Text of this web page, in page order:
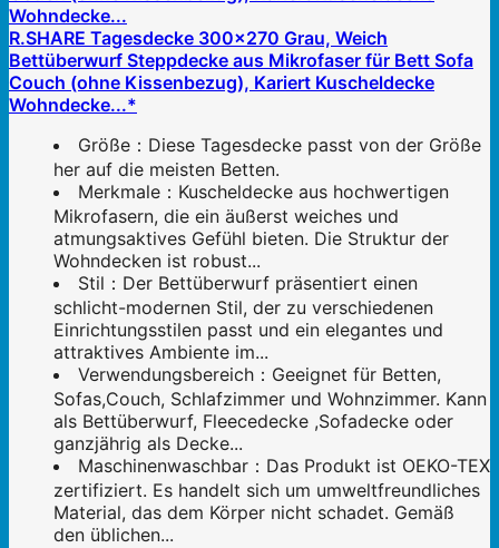
R.SHARE Tagesdecke 300x270 Grau, Weich
Bettüberwurf Steppdecke aus Mikrofaser für Bett Sofa
Couch (ohne Kissenbezug), Kariert Kuscheldecke
Wohndecke...*
Größe：Diese Tagesdecke passt von der Größe
her auf die meisten Betten.
Merkmale：Kuscheldecke aus hochwertigen
Mikrofasern, die ein äußerst weiches und
atmungsaktives Gefühl bieten. Die Struktur der
Wohndecken ist robust...
Stil：Der Bettüberwurf präsentiert einen
schlicht-modernen Stil, der zu verschiedenen
Einrichtungsstilen passt und ein elegantes und
attraktives Ambiente im...
Verwendungsbereich：Geeignet für Betten,
Sofas,Couch, Schlafzimmer und Wohnzimmer. Kann
als Bettüberwurf, Fleecedecke ,Sofadecke oder
ganzjährig als Decke...
Maschinenwaschbar：Das Produkt ist OEKO-TEX
zertifiziert. Es handelt sich um umweltfreundliches
Material, das dem Körper nicht schadet. Gemäß
den üblichen...